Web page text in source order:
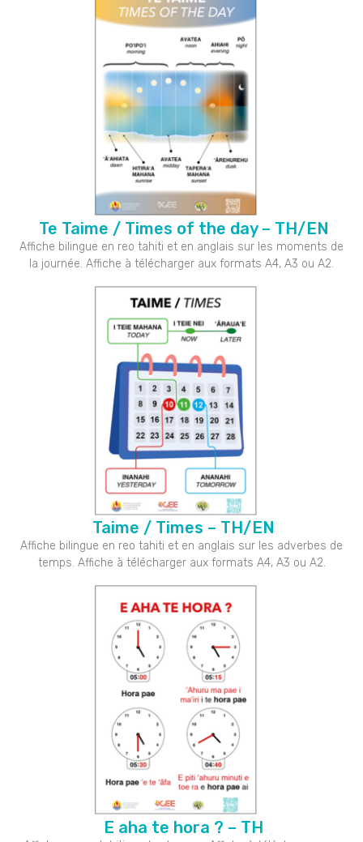
Te Taime / Times of the day – TH/EN
Affiche bilingue en reo tahiti et en anglais sur les moments de
la journée. Affiche à télécharger aux formats A4, A3 ou A2.
Taime / Times – TH/EN
Affiche bilingue en reo tahiti et en anglais sur les adverbes de
temps. Affiche à télécharger aux formats A4, A3 ou A2.
E aha te hora ? – TH